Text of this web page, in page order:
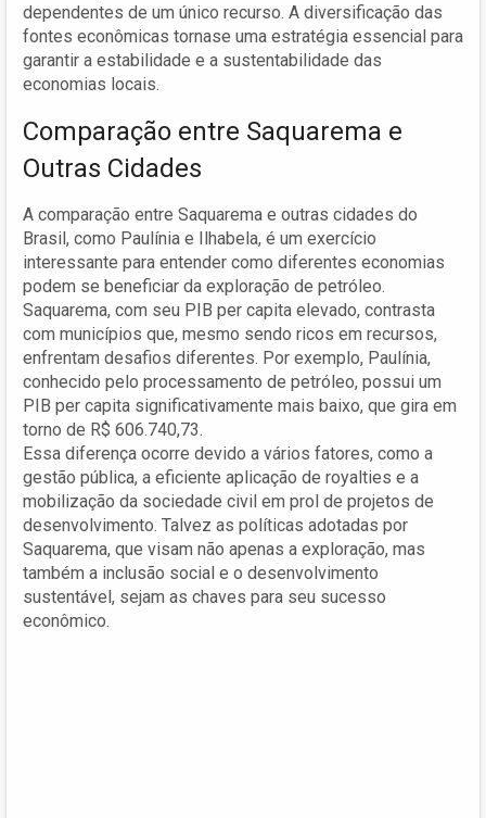
dependentes de um único recurso. A diversificação das
fontes econômicas tornase uma estratégia essencial para
garantir a estabilidade e a sustentabilidade das
economias locais.
Comparação entre Saquarema e
Outras Cidades
A comparação entre Saquarema e outras cidades do
Brasil, como Paulínia e Ilhabela, é um exercício
interessante para entender como diferentes economias
podem se beneficiar da exploração de petróleo.
Saquarema, com seu PIB per capita elevado, contrasta
com municípios que, mesmo sendo ricos em recursos,
enfrentam desafios diferentes. Por exemplo, Paulínia,
conhecido pelo processamento de petróleo, possui um
PIB per capita significativamente mais baixo, que gira em
torno de R$ 606.740,73.
Essa diferença ocorre devido a vários fatores, como a
gestão pública, a eficiente aplicação de royalties e a
mobilização da sociedade civil em prol de projetos de
desenvolvimento. Talvez as políticas adotadas por
Saquarema, que visam não apenas a exploração, mas
também a inclusão social e o desenvolvimento
sustentável, sejam as chaves para seu sucesso
econômico.